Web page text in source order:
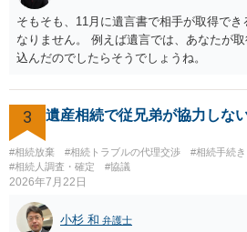
さんが所有する土地の上に建てられていること
該土地をかすがいとして関係性が継続してし
は,またDさんとAさんの間で,当該土地の使用方
うことは目に見えています。 そこで,AさんがD
て遺産を分割すればDさんが取得できたであろ
代償分割で遺産を分けることが認められたため
い,Aさん単独の所有とすることができました。
する土地上に自宅を建てていることとなり,遺産
紛争の関係になることはなくなりました。
そもそも、11月に遺言書で相手が取得で
なりません。 例えば遺言では、あなたが
込んだのでしたらそうでしょうね。
3 遺産相続で従兄弟が協力しな
#相続放棄 #相続トラブルの代理交渉 #相続手続き
#相続人調査・確定
#協議
2026年7月22日
小杉 和 弁護士